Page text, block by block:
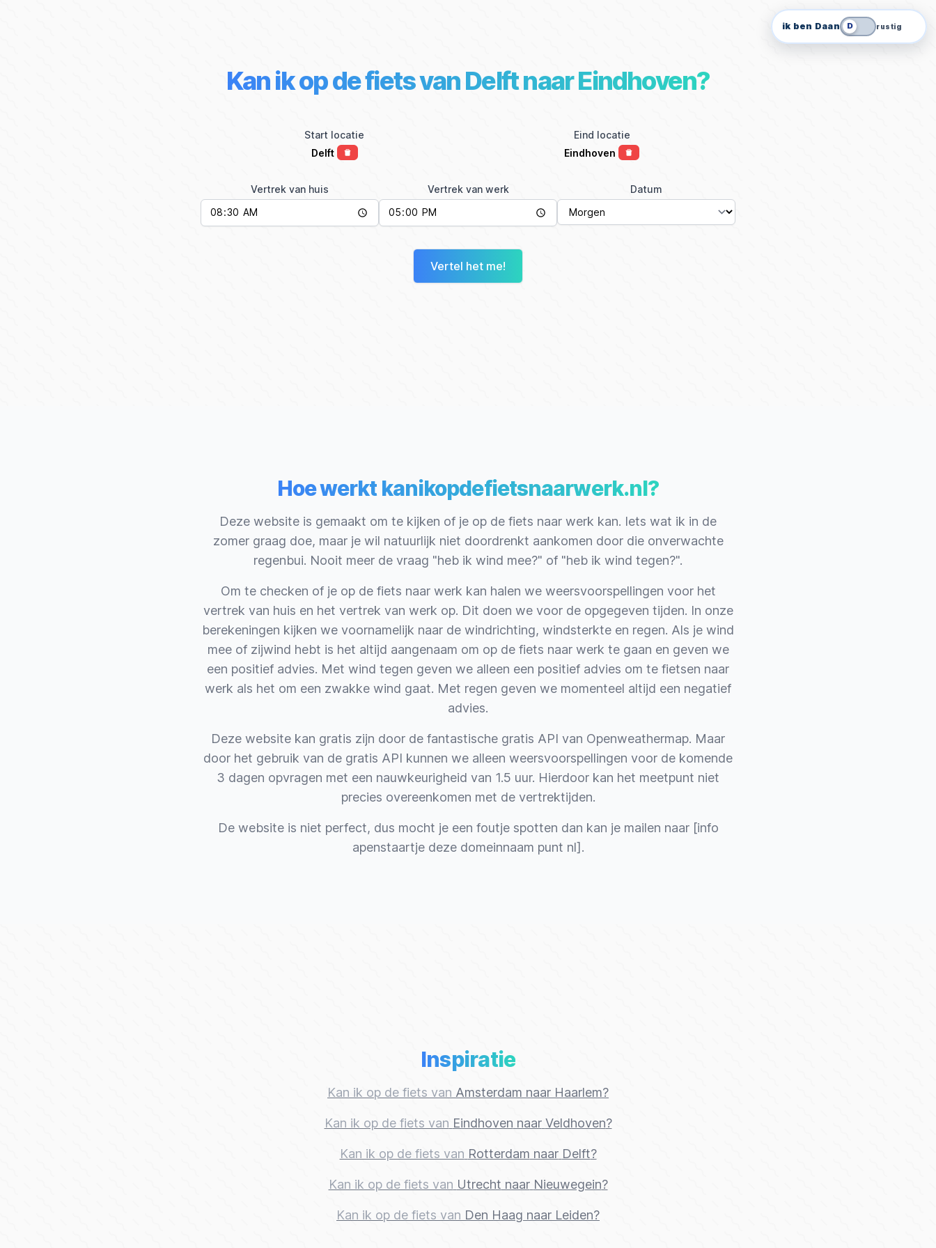
ik ben Daan D rustig
Kan ik op de fiets van Delft naar Eindhoven?
Start locatie
Delft
Eind locatie
Eindhoven
Vertrek van huis Vertrek van werk Datum
Vertel het me!
Hoe werkt kanikopdefietsnaarwerk.nl?
Deze website is gemaakt om te kijken of je op de fiets naar werk kan. Iets wat ik in de
zomer graag doe, maar je wil natuurlijk niet doordrenkt aankomen door die onverwachte
regenbui. Nooit meer de vraag "heb ik wind mee?" of "heb ik wind tegen?".
Om te checken of je op de fiets naar werk kan halen we weersvoorspellingen voor het
vertrek van huis en het vertrek van werk op. Dit doen we voor de opgegeven tijden. In onze
berekeningen kijken we voornamelijk naar de windrichting, windsterkte en regen. Als je wind
mee of zijwind hebt is het altijd aangenaam om op de fiets naar werk te gaan en geven we
een positief advies. Met wind tegen geven we alleen een positief advies om te fietsen naar
werk als het om een zwakke wind gaat. Met regen geven we momenteel altijd een negatief
advies.
Deze website kan gratis zijn door de fantastische gratis API van Openweathermap. Maar
door het gebruik van de gratis API kunnen we alleen weersvoorspellingen voor de komende
3 dagen opvragen met een nauwkeurigheid van 1.5 uur. Hierdoor kan het meetpunt niet
precies overeenkomen met de vertrektijden.
De website is niet perfect, dus mocht je een foutje spotten dan kan je mailen naar [info
apenstaartje deze domeinnaam punt nl].
Inspiratie
Kan ik op de fiets van Amsterdam naar Haarlem?
Kan ik op de fiets van Eindhoven naar Veldhoven?
Kan ik op de fiets van Rotterdam naar Delft?
Kan ik op de fiets van Utrecht naar Nieuwegein?
Kan ik op de fiets van Den Haag naar Leiden?